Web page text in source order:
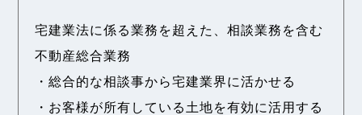
宅建業法に係る業務を超えた、相談業務を含む
不動産総合業務
・総合的な相談事から宅建業界に活かせる
・お客様が所有している土地を有効に活用する